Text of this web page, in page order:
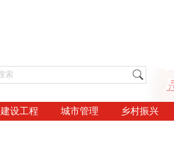
建设工程 城市管理 乡村振兴